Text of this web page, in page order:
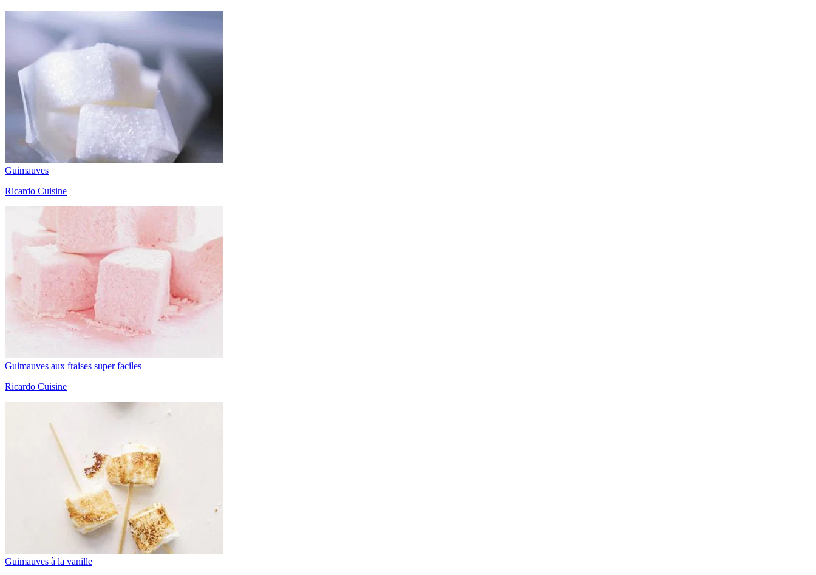
Guimauves
Ricardo Cuisine
Guimauves aux fraises super faciles
Ricardo Cuisine
Guimauves à la vanille